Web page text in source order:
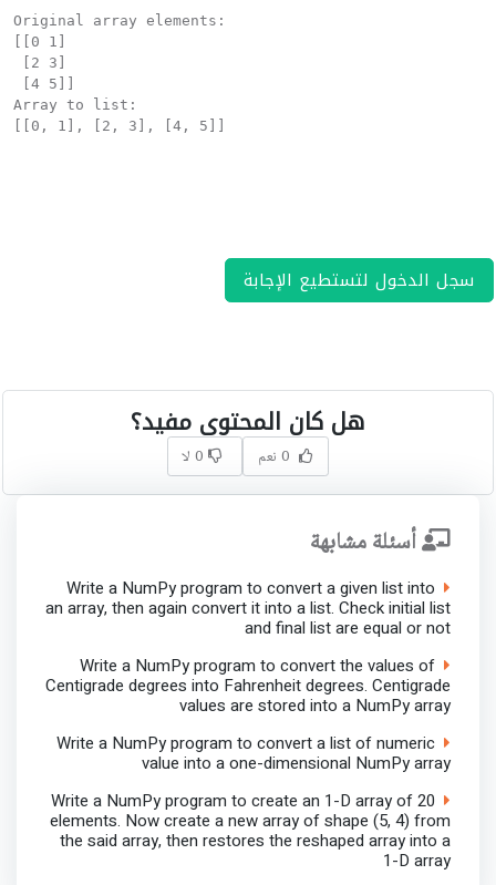
Original array
[[0
[2
[4
Array
[[0, 1], [2, 3], [4, 5]]
سجل الدخول لتستطيع الإجابة
هل كان المحتوى مفيد؟
0 نعم 0 لا
أسئلة مشابهة
Write a NumPy program to convert a given list into
an array, then again convert it into a list. Check initial list
and final list are equal or not
Write a NumPy program to convert the values of
Centigrade degrees into Fahrenheit degrees. Centigrade
values are stored into a NumPy array
Write a NumPy program to convert a list of numeric
value into a one-dimensional NumPy array
Write a NumPy program to create an 1-D array of 20
elements. Now create a new array of shape (5, 4) from
the said array, then restores the reshaped array into a
1-D array